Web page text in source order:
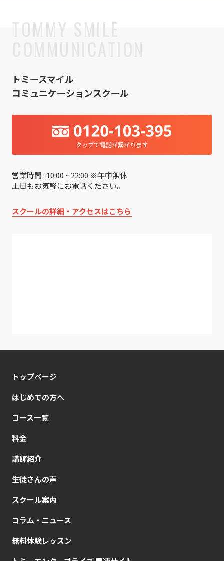
トミースマイル
コミュニケーションスクール
タップで電話が繋がります
営業時間 : 10:00 ~ 22:00 ※年中無休
土日もお気軽にお電話ください。
スクールの詳細・アクセスはこちら
トップページ
はじめての方へ
コース一覧
料金
講師紹介
生徒さんの声
スクール案内
コラム・ニュース
無料体験レッスン